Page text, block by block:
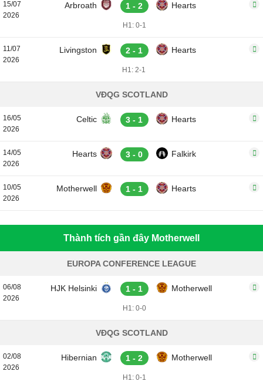
15/07
2026
Arbroath 1 - 2 Hearts
H1: 0-1
11/07
2026
Livingston 2 - 1 Hearts
H1: 2-1
VĐQG SCOTLAND
16/05
2026
Celtic 3 - 1 Hearts
14/05
2026
Hearts 3 - 0 Falkirk
10/05
2026
Motherwell 1 - 1 Hearts
Thành tích gần đây Motherwell
EUROPA CONFERENCE LEAGUE
06/08
2026
HJK Helsinki 1 - 1 Motherwell
H1: 0-0
VĐQG SCOTLAND
02/08
2026
Hibernian 1 - 2 Motherwell
H1: 0-1